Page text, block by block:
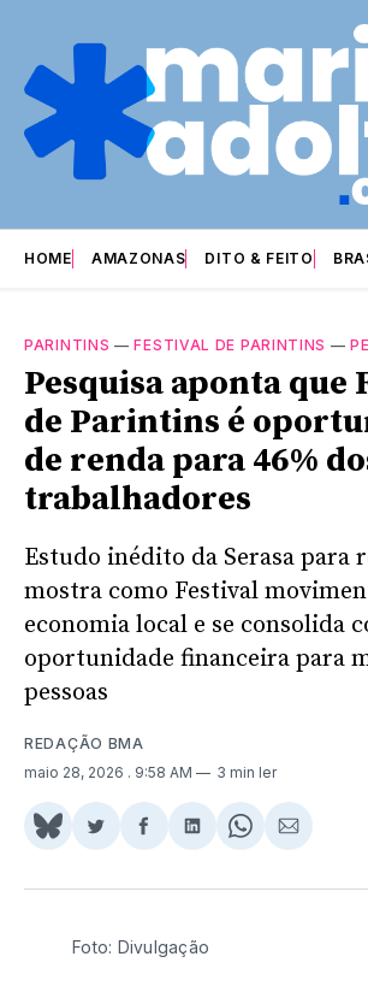
HOME AMAZONAS DITO & FEITO
PARINTINS —FESTIVAL DE PARINTINS —
​Pesquisa aponta que
de Parintins é
de renda para 46%
trabalhadores
Estudo inédito da Serasa para
mostra como Festival
economia local e se consolida
oportunidade financeira para
pessoas
REDAÇÃO BMA
maio 28, 2026 . 9:58 AM 3 min ler
Share
BlueSky
Compartilhar
Twitter
Compartilhar
Facebook
Compartilhar
LinkedIn
Share
WhatsApp
Email
Foto: Divulgação